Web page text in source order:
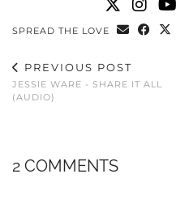
SPREAD THE LOVE
PREVIOUS POST
JESSIE WARE - SHARE IT ALL
(AUDIO)
2 COMMENTS